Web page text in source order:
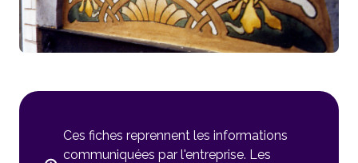
Ces fiches reprennent les informations
communiquées par l'entreprise. Les